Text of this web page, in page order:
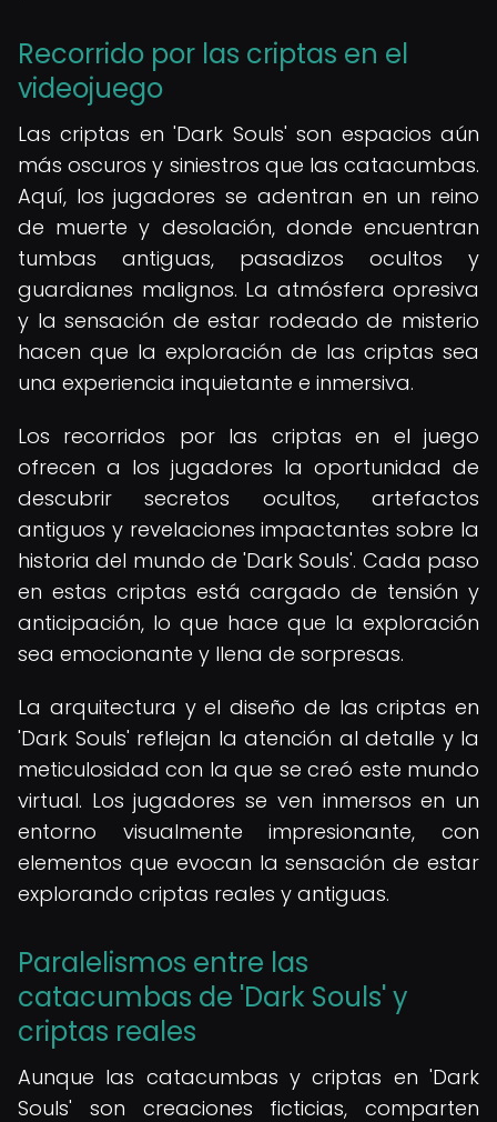
Recorrido por las criptas en el
videojuego
Las criptas en 'Dark Souls' son espacios aún
más oscuros y siniestros que las catacumbas.
Aquí, los jugadores se adentran en un reino
de muerte y desolación, donde encuentran
tumbas antiguas, pasadizos ocultos y
guardianes malignos. La atmósfera opresiva
y la sensación de estar rodeado de misterio
hacen que la exploración de las criptas sea
una experiencia inquietante e inmersiva.
Los recorridos por las criptas en el juego
ofrecen a los jugadores la oportunidad de
descubrir secretos ocultos, artefactos
antiguos y revelaciones impactantes sobre la
historia del mundo de 'Dark Souls'. Cada paso
en estas criptas está cargado de tensión y
anticipación, lo que hace que la exploración
sea emocionante y llena de sorpresas.
La arquitectura y el diseño de las criptas en
'Dark Souls' reflejan la atención al detalle y la
meticulosidad con la que se creó este mundo
virtual. Los jugadores se ven inmersos en un
entorno visualmente impresionante, con
elementos que evocan la sensación de estar
explorando criptas reales y antiguas.
Paralelismos entre las
catacumbas de 'Dark Souls' y
criptas reales
Aunque las catacumbas y criptas en 'Dark
Souls' son creaciones ficticias, comparten